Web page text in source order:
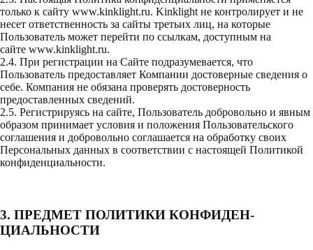
только к сайту www.kinklight.ru. Kinklight не контролирует и не
несет ответственность за сайты третьих лиц, на которые
Пользователь может перейти по ссылкам, доступным на
сайте www.kinklight.ru.
2.4. При регистрации на Сайте подразумевается, что
Пользователь предоставляет Компании достоверные сведения о
себе. Компания не обязана проверять достоверность
предоставленных сведений.
2.5. Регистрируясь на сайте, Пользователь добровольно и явным
образом принимает условия и положения Пользовательского
соглашения и добровольно соглашается на обработку своих
Персональных данных в соответствии с настоящей Политикой
конфиденциальности.
3. ПРЕДМЕТ ПОЛИТИКИ КОНФИДЕН­
ЦИАЛЬНОСТИ